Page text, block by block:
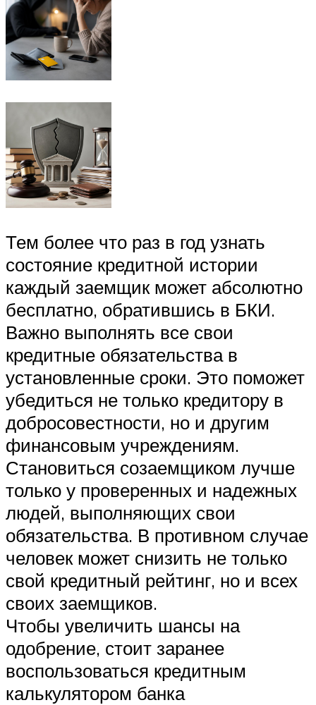
Тем более что раз в год узнать
состояние кредитной истории
каждый заемщик может абсолютно
бесплатно, обратившись в БКИ.
Важно выполнять все свои
кредитные обязательства в
установленные сроки. Это поможет
убедиться не только кредитору в
добросовестности, но и другим
финансовым учреждениям.
Становиться созаемщиком лучше
только у проверенных и надежных
людей, выполняющих свои
обязательства. В противном случае
человек может снизить не только
свой кредитный рейтинг, но и всех
своих заемщиков.
Чтобы увеличить шансы на
одобрение, стоит заранее
воспользоваться кредитным
калькулятором банка